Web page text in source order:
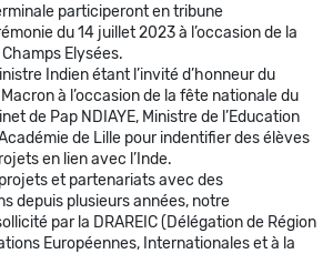
participeront en tribune
du 14 juillet 2023 à l’occasion de la
Elysées.
Indien étant l’invité d’honneur du
à l’occasion de la fête nationale du
de Pap NDIAYE, Ministre de l’Education
de Lille pour indentifier des élèves
en lien avec l’Inde.
et partenariats avec des
depuis plusieurs années, notre
par la DRAREIC (Délégation de Région
Européennes, Internationales et à la